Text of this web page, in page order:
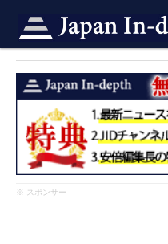
※ スポンサー